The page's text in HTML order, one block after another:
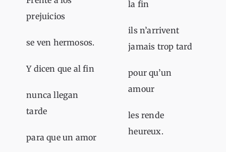
prejuicios
se ven hermosos.
Y dicen que al fin
nunca llegan
tarde
para que un amor
la fin
ils n’arrivent
jamais trop tard
pour qu’un
amour
les rende
heureux.